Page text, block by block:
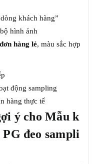
khách hàng”
hình ảnh
hàng lẻ, màu sắc hợp
động sampling
hàng thực tế
ý cho Mẫu k
đeo sampli